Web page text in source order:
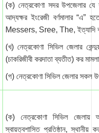
(ক) নেত্রকোণা সদর উপজেলার যে
আদ্যক্ষর ইংরেজী বর্ণমালার
Messers, Sree, The, ইত্যাদি
(খ) নেত্রকোণা সিভিল জেলার
(চাকরিজীবী করদাতা ব্যতীত) কর
(গ) নেত্রকোণা সিভিল জেলার সকল
(ক) নেত্রকোণা সিভিল জেলায়
স্বায়ত্বশাসিত প্রতিষ্ঠান, স্থানীয়